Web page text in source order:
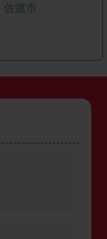
佐渡市